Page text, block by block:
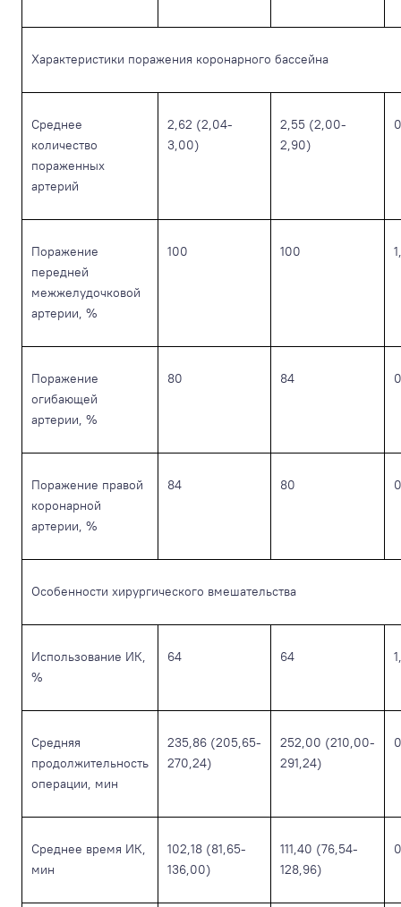
Характеристики поражения коронарного бассейна
Среднее
количество
пораженных
артерий
2,62 (2,04-
3,00)
2,55 (2,00-
2,90)
Поражение
передней
межжелудочковой
артерии, %
100 100
Поражение
огибающей
артерии, %
80 84
Поражение правой
коронарной
артерии, %
84 80
Особенности хирургического вмешательства
Использование ИК,
%
64 64
Средняя
продолжительность
операции, мин
235,86 (205,65-
270,24)
252,00 (210,00-
291,24)
Среднее время ИК,
мин
102,18 (81,65-
136,00)
111,40 (76,54-
128,96)